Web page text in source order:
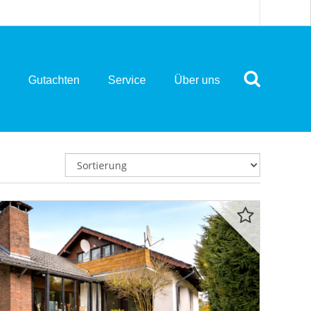
Gutachten Service Über uns